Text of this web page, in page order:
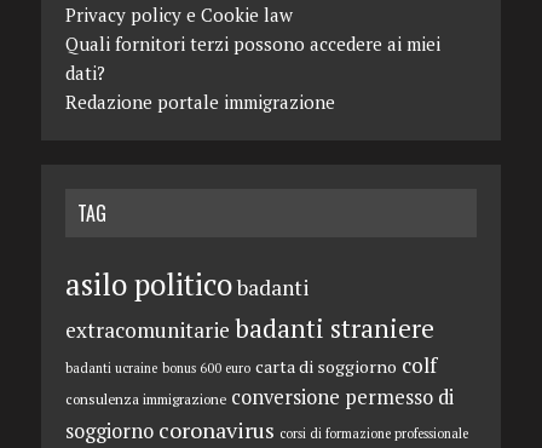
Privacy policy e Cookie law
Quali fornitori terzi possono accedere ai miei
dati?
Redazione portale immigrazione
TAG
asilo politicobadanti
extracomunitarie badanti straniere
badanti ucraine bonus 600 euro carta di soggiorno colf
consulenza immigrazione conversione permesso di
soggiorno coronavirus corsi di formazione professionale